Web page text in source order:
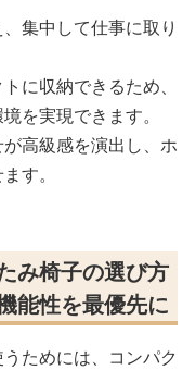
集中して仕事に取り
に収納できるため、
を実現できます。
高級感を演出し、ホ
す。
み椅子の選び方
能性を最優先に
ためには、コンパク